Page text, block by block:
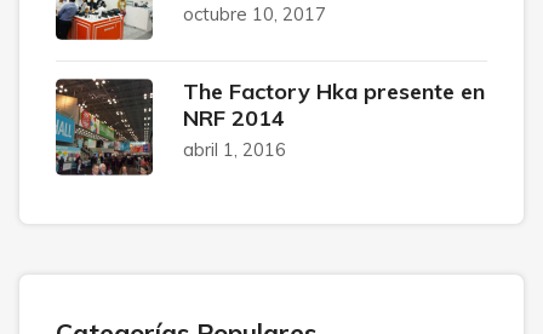
octubre 10, 2017
The Factory Hka presente en
NRF 2014
abril 1, 2016